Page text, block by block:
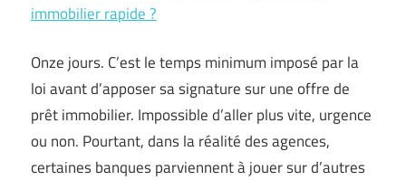
immobilier rapide ?
Onze jours. C’est le temps minimum imposé par la
loi avant d’apposer sa signature sur une offre de
prêt immobilier. Impossible d’aller plus vite, urgence
ou non. Pourtant, dans la réalité des agences,
certaines banques parviennent à jouer sur d’autres